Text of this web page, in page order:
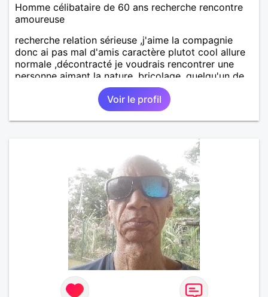
Homme célibataire de 60 ans recherche rencontre
amoureuse
recherche relation sérieuse ,j'aime la compagnie
donc ai pas mal d'amis caractère plutot cool allure
normale ,décontracté je voudrais rencontrer une
personne aimant la nature ,bricolage ,quelqu'un de
simple et naturel à vos claviers mesdames
Voir le profil